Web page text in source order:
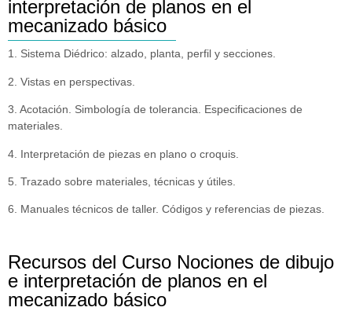
interpretación de planos en el
mecanizado básico
1. Sistema Diédrico: alzado, planta, perfil y secciones.
2. Vistas en perspectivas.
3. Acotación. Simbología de tolerancia. Especificaciones de
materiales.
4. Interpretación de piezas en plano o croquis.
5. Trazado sobre materiales, técnicas y útiles.
6. Manuales técnicos de taller. Códigos y referencias de piezas.
Recursos del Curso Nociones de dibujo
e interpretación de planos en el
mecanizado básico